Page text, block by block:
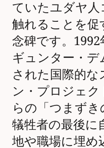
ていたユダヤ
触れることを促
念碑です。
ギュンター・
された国際的
ン・プロジェ
らの「つまず
犠牲者の最後に
地や職場に埋め